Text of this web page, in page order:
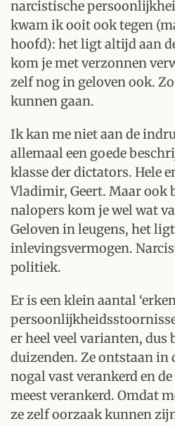
narcistische
kwam ik ooit ook tegen
hoofd): het ligt altijd aan
kom je met verzonnen
zelf nog in geloven ook.
kunnen gaan.
Ik kan me niet aan de
allemaal een goede
klasse der dictators. Hele
Vladimir, Geert. Maar ook
nalopers kom je wel wat
Geloven in leugens, het
inlevingsvermogen.
politiek.
Er is een klein aantal
er heel veel varianten, dus
duizenden. Ze ontstaan in
nogal vast verankerd en
meest verankerd. Omdat
ze zelf oorzaak kunnen